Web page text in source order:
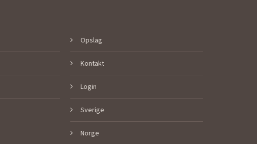
Opslag
Kontakt
Login
Sverige
Norge